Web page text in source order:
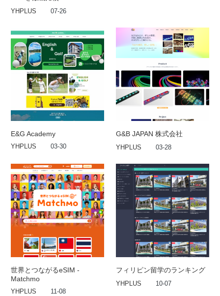
YHPLUS 07-26
E&G Academy
YHPLUS 03-30
G&B JAPAN 株式会社
YHPLUS 03-28
世界とつながるeSIM -
Matchmo
YHPLUS 11-08
フィリピン留学のランキング
YHPLUS 10-07